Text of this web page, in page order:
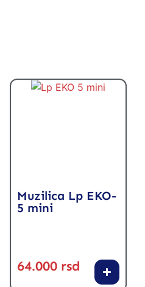
Muzilica Lp EKO-
5 mini
64.000 rsd